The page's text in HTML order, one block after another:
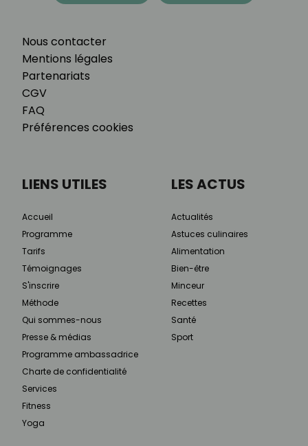
Nous contacter
Mentions légales
Partenariats
CGV
FAQ
Préférences cookies
LIENS UTILES
Accueil
Programme
Tarifs
Témoignages
S'inscrire
Méthode
Qui sommes-nous
Presse & médias
Programme ambassadrice
Charte de confidentialité
Services
Fitness
Yoga
LES ACTUS
Actualités
Astuces culinaires
Alimentation
Bien-être
Minceur
Recettes
Santé
Sport